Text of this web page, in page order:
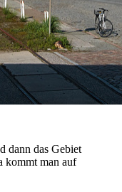
dann das Gebiet
kommt man auf